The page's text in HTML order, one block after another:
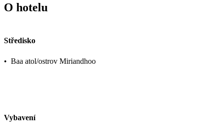
O hotelu
Středisko
• Baa atol/ostrov Miriandhoo
Vybavení